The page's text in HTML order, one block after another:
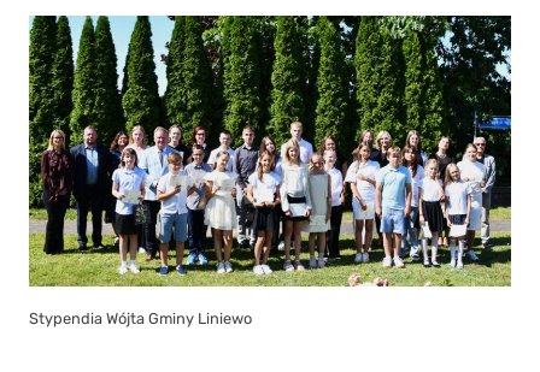
Stypendia Wójta Gminy Liniewo